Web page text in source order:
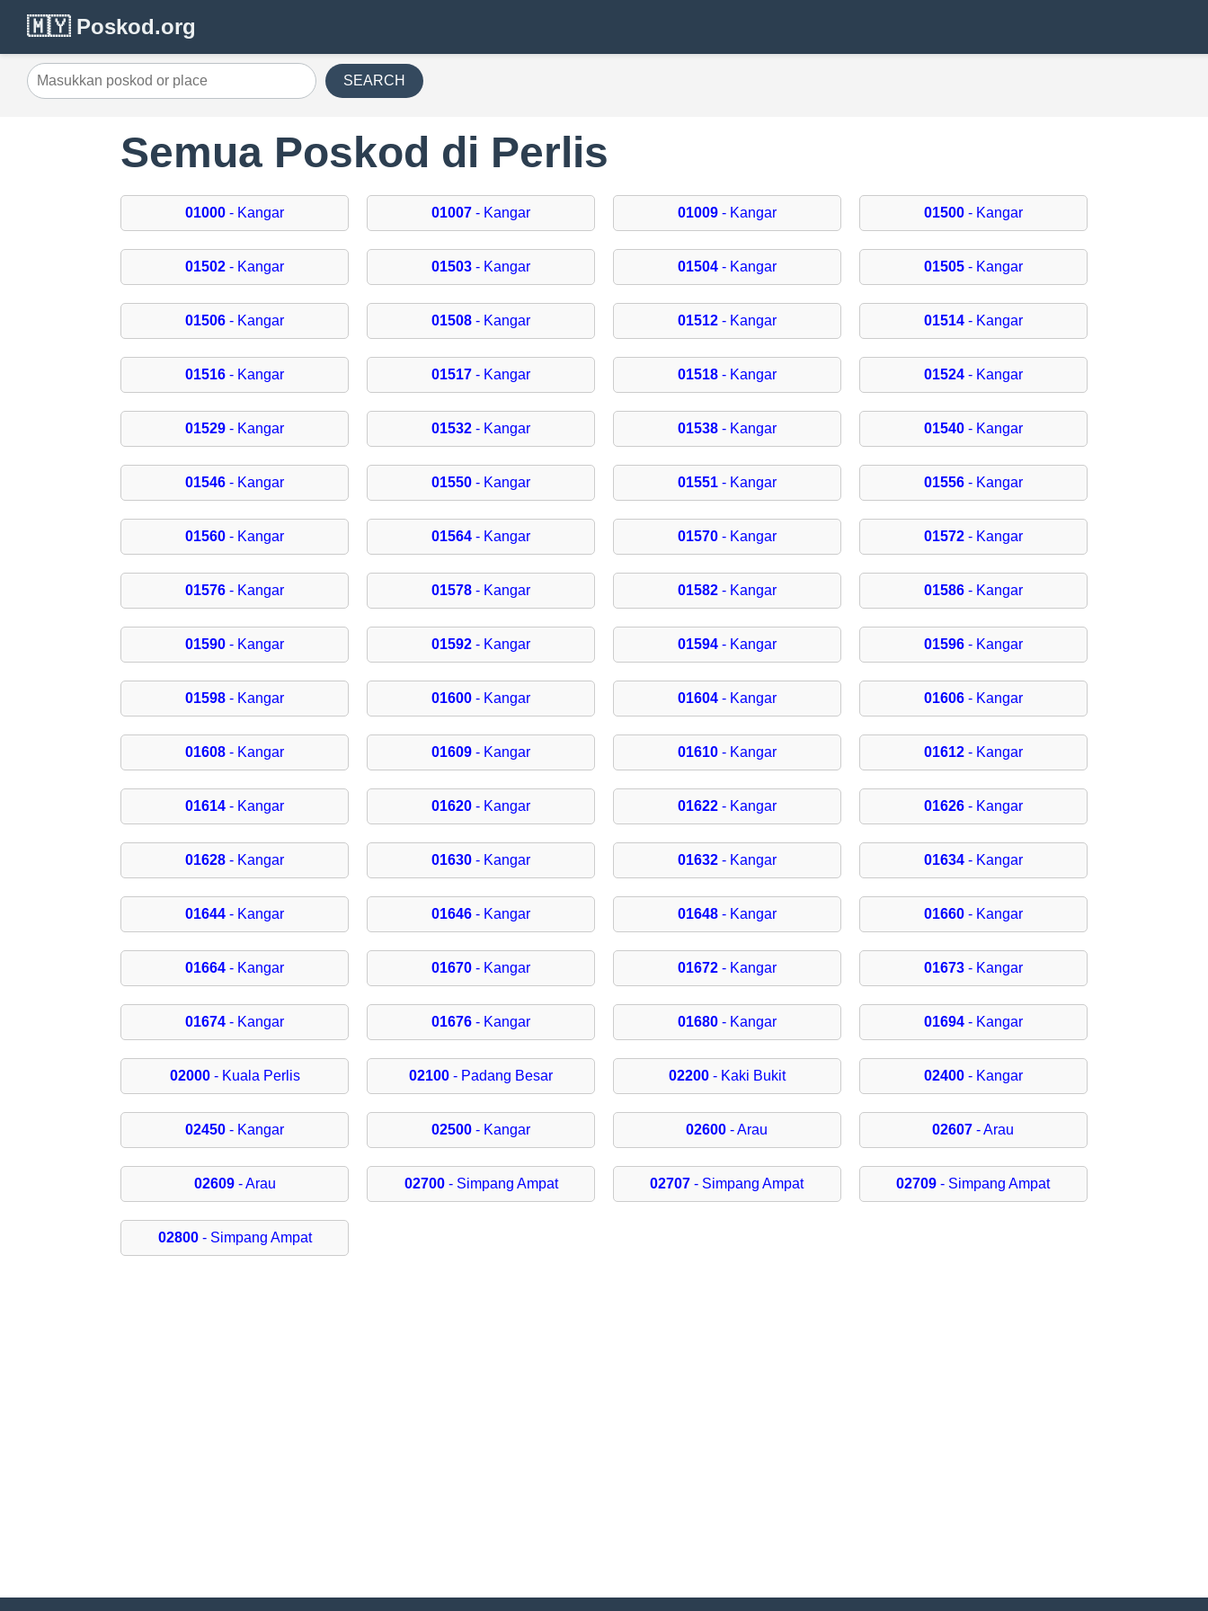
🇲🇾 Poskod.org
SEARCH
Semua Poskod di Perlis
01000 - Kangar 01007 - Kangar 01009- Kangar 01500- Kangar
01502 - Kangar 01503 - Kangar 01504- Kangar 01505- Kangar
01506 - Kangar 01508 - Kangar 01512- Kangar 01514- Kangar
01516 - Kangar 01517 - Kangar 01518- Kangar 01524- Kangar
01529 - Kangar 01532 - Kangar 01538- Kangar 01540- Kangar
01546 - Kangar 01550 - Kangar 01551- Kangar 01556- Kangar
01560 - Kangar 01564 - Kangar 01570- Kangar 01572- Kangar
01576 - Kangar 01578 - Kangar 01582- Kangar 01586- Kangar
01590 - Kangar 01592 - Kangar 01594- Kangar 01596- Kangar
01598 - Kangar 01600 - Kangar 01604- Kangar 01606- Kangar
01608 - Kangar 01609 - Kangar 01610- Kangar 01612- Kangar
01614 - Kangar 01620 - Kangar 01622- Kangar 01626- Kangar
01628 - Kangar 01630 - Kangar 01632- Kangar 01634- Kangar
01644 - Kangar 01646 - Kangar 01648- Kangar 01660- Kangar
01664 - Kangar 01670 - Kangar 01672- Kangar 01673- Kangar
01674 - Kangar 01676 - Kangar 01680- Kangar 01694- Kangar
02000- Kuala Perlis 02100 - Padang Besar 02200- Kaki Bukit 02400- Kangar
02450 - Kangar 02500 - Kangar 02600 - Arau 02607 - Arau
02609- Arau 02700- Simpang Ampat 02707 - Simpang Ampat 02709 - Simpang Ampat
02800- Simpang Ampat